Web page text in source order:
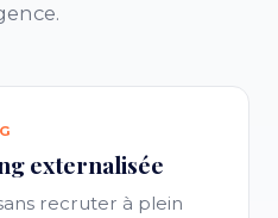
externalisée
recruter à plein